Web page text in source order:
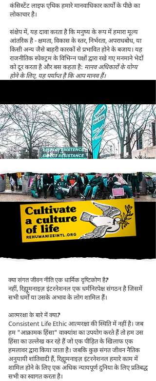
कंसिस्टेंट लाइफ एथिक हमारे मानवाधिकार कार्यों के पीछे का
लोकाचार है।
संक्षेप में, यह दावा करता है कि मनुष्य के रूप में हमारा मूल्य
आंतरिक है - क्षमता, विकास के स्तर, निर्भरता, अपराधबोध, या
किसी अन्य जैसे बाहरी कारकों से प्रभावित होने के बजाय। यह
राजनीतिक स्पेक्ट्रम के विभिन्न पक्षों द्वारा रखे गए मनमाने भेदों
को दूर करता है और बस कहता है: मानव अधिकारों के योग्य
होने के लिए, यह पर्याप्त है कि आप मानव हैं।
क्या संगत जीवन नीति एक धार्मिक दृष्टिकोण है?
नहीं, रिह्यूमनाइज़ इंटरनेशनल एक धर्मनिरपेक्ष संगठन है जिसमें
सभी धर्मों या उसके अभाव के लोग शामिल हैं।
आत्मरक्षा के बारे में क्या?
Consistent Life Ethic आत्मरक्षा की स्थिति में नहीं है। जब
हम "आक्रामक हिंसा" वाक्यांश का उपयोग करते हैं तो हम उस
हिंसा का उल्लेख कर रहे हैं जो एक पीड़ित के खिलाफ एक
हमलावर द्वारा किया जाता है। जबकि कुछ संगत जीवन नैतिक
अनुयायी शांतिवादी हैं, रिह्यूमनाइज़ इंटरनेशनल हमारे काम में
शामिल होने के लिए एक अधिक न्यायपूर्ण दुनिया के लिए प्रतिबद्ध
सभी का स्वागत करता है।